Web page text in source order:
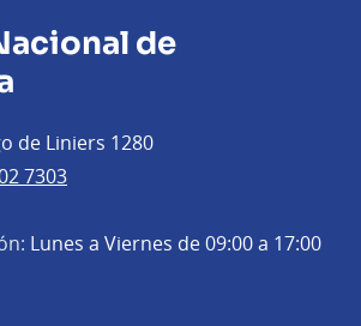
de
de Liniers 1280
7303
Lunes a Viernes de 09:00 a 17:00